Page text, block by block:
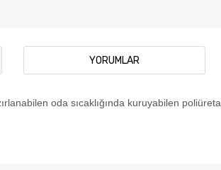
YORUMLAR
oda sıcaklığında kuruyabilen